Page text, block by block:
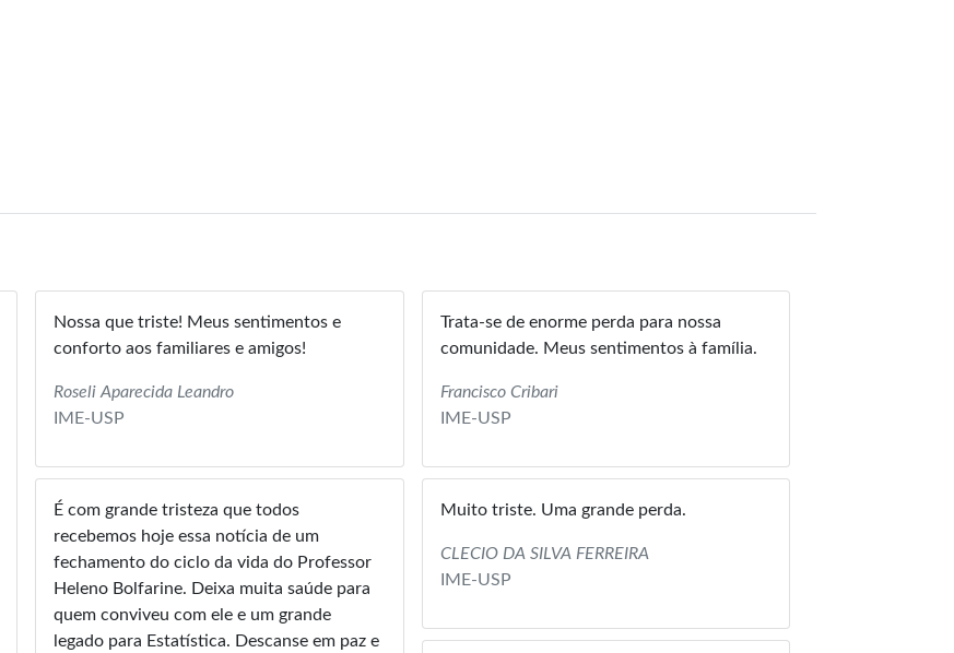
Nossa que triste! Meus sentimentos e
conforto aos familiares e amigos!
Roseli Aparecida Leandro
IME-USP
É com grande tristeza que todos
recebemos hoje essa notícia de um
fechamento do ciclo da vida do Professor
Heleno Bolfarine. Deixa muita saúde para
quem conviveu com ele e um grande
legado para Estatística. Descanse em paz e
Trata-se de enorme perda para nossa
comunidade. Meus sentimentos à família.
Francisco Cribari
IME-USP
Muito triste. Uma grande perda.
CLECIO DA SILVA FERREIRA
IME-USP